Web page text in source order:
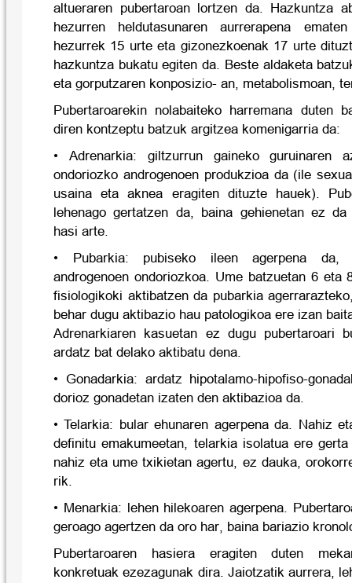
altueraren pubertaroan lortzen da. Hazkuntza
hezurren heldutasunaren aurrerapena
hezurrek 15 urte eta gizonezkoenak 17 urte
hazkuntza bukatu egiten da. Beste aldaketa
eta gorputzaren konposizio- an, metabolismoan,
Pubertaroarekin nolabaiteko harremana duten
diren kontzeptu batzuk argitzea komenigarria da:
• Adrenarkia: giltzurrun gaineko guruinaren
ondoriozko androgenoen produkzioa da (ile
usaina eta aknea eragiten dituzte hauek).
lehenago gertatzen da, baina gehienetan ez da
hasi arte.
• Pubarkia: pubiseko ileen agerpena da,
androgenoen ondoriozkoa. Ume batzuetan 6 eta
fisiologikoki aktibatzen da pubarkia
behar dugu aktibazio hau patologikoa ere izan
Adrenarkiaren kasuetan ez dugu pubertaroari
ardatz bat delako aktibatu dena.
• Gonadarkia: ardatz hipotalamo-hipofiso-
dorioz gonadetan izaten den aktibazioa da.
• Telarkia: bular ehunaren agerpena da. Nahiz
definitu emakumeetan, telarkia isolatua ere
nahiz eta ume txikietan agertu, ez dauka,
rik.
• Menarkia: lehen hilekoaren agerpena.
geroago agertzen da oro har, baina bariazio
Pubertaroaren hasiera eragiten duten
konkretuak ezezagunak dira. Jaiotzatik aurrera,